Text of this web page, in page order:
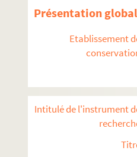
Présentation
Etablissement
Intitulé de l'instrument
Robert de Flers,
Edmond Rostand. Les
4-TMS-02537 (RES).
8-TMS-02050 (RES).
8-TMS-02051 (RES).